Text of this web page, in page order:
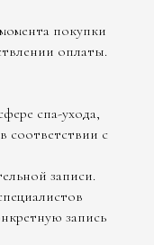
покупки
оплаты.
спа-ухода,
соответствии с
записи.
запись